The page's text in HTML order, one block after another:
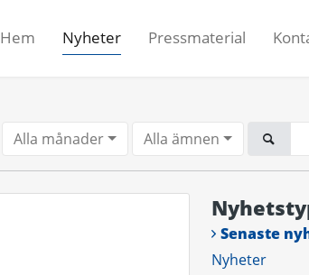
Hem Nyheter Pressmaterial
Alla månader Alla ämnen
Senaste
Nyheter